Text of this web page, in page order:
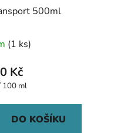
500ml
(1 ks)
Kč
100 ml
DO KOŠÍKU